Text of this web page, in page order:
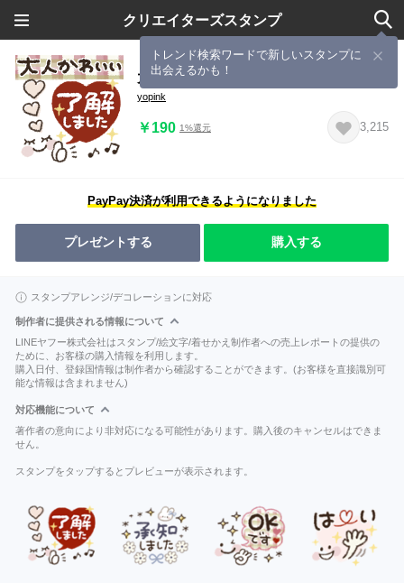
クリエイターズスタンプ
トレンド検索ワードで新しいスタンプに
出会えるかも！
大人かわいい❤️シンプル敬語
yopink
￥190 1%還元 3,215
PayPay決済が利用できるようになりました
プレゼントする 購入する
スタンプアレンジ/デコレーションに対応
制作者に提供される情報について
LINEヤフー株式会社はスタンプ/絵文字/着せかえ制作者への売上レポートの提供の
ために、お客様の購入情報を利用します。
購入日付、登録国情報は制作者から確認することができます。(お客様を直接識別可
能な情報は含まれません)
対応機能について
著作者の意向により非対応になる可能性があります。購入後のキャンセルはできま
せん。
スタンプをタップするとプレビューが表示されます。